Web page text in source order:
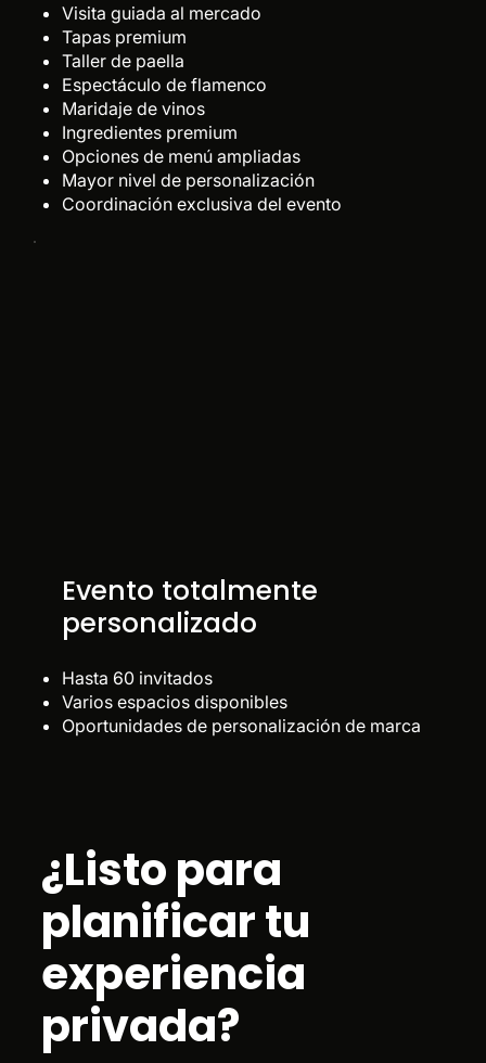
Visita guiada al mercado
Tapas premium
Taller de paella
Espectáculo de flamenco
Maridaje de vinos
Ingredientes premium
Opciones de menú ampliadas
Mayor nivel de personalización
Coordinación exclusiva del evento
Evento totalmente
personalizado
Hasta 60 invitados
Varios espacios disponibles
Oportunidades de personalización de marca
¿Listo para
planificar tu
experiencia
privada?